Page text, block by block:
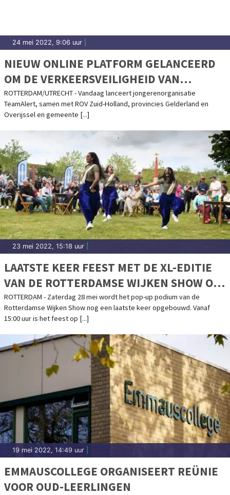
24 mei 2022, 9:06 uur
NIEUW ONLINE PLATFORM GELANCEERD
OM DE VERKEERSVEILIGHEID VAN
MAALTIJDBEZORGERS TE VERBETEREN
ROTTERDAM/UTRECHT - Vandaag lanceert jongerenorganisatie
TeamAlert, samen met ROV Zuid-Holland, provincies Gelderland en
Overijssel en gemeente [...]
23 mei 2022, 15:18 uur
LAATSTE KEER FEEST MET DE XL-EDITIE
VAN DE ROTTERDAMSE WIJKEN SHOW OP
HET SCHOUWBURGPLEIN
ROTTERDAM - Zaterdag 28 mei wordt het pop-up podium van de
Rotterdamse Wijken Show nog een laatste keer opgebouwd. Vanaf
15:00 uur is het feest op [...]
19 mei 2022, 14:49 uur
EMMAUSCOLLEGE ORGANISEERT REÜNIE
VOOR OUD-LEERLINGEN